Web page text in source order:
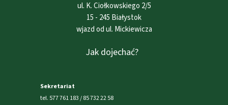
Jak dojechać?
ul. K. Ciołkowskiego 2/5
15 - 245 Białystok
wjazd od ul. Mickiewicza
Sekretariat
tel. 577 761 183 / 85 732 22 58